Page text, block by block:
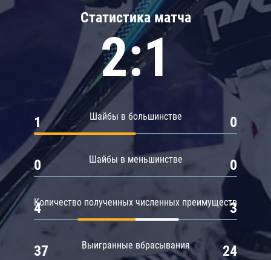
Статистика матча
2:1
Шайбы в большинстве
1 0
Шайбы в меньшинстве
0 0
Количество полученных численных преимуществ
4 3
Выигранные вбрасывания
37 24